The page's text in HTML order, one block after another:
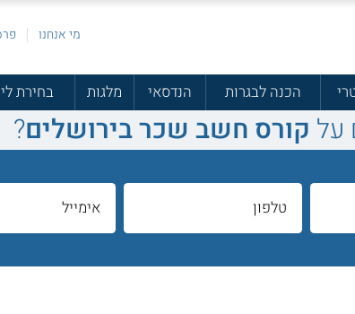
מי אנחנו
הכנה לבגרות הנדסאי מלגות בחירת
על קורס חשב שכר בירושלים?